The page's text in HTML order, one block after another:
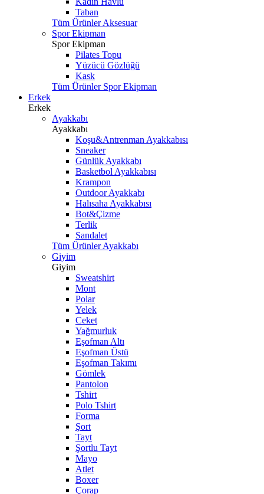
Taban
Tüm Ürünler Aksesuar
Spor Ekipman
Spor Ekipman
Pilates Topu
Yüzücü Gözlüğü
Kask
Tüm Ürünler Spor Ekipman
Erkek
Erkek
Ayakkabı
Ayakkabı
Koşu&Antrenman Ayakkabısı
Sneaker
Günlük Ayakkabı
Basketbol Ayakkabısı
Krampon
Outdoor Ayakkabı
Halısaha Ayakkabısı
Bot&Çizme
Terlik
Sandalet
Tüm Ürünler Ayakkabı
Giyim
Giyim
Sweatshirt
Mont
Polar
Yelek
Ceket
Yağmurluk
Eşofman Altı
Eşofman Üstü
Eşofman Takımı
Gömlek
Pantolon
Tshirt
Polo Tshirt
Forma
Şort
Tayt
Şortlu Tayt
Mayo
Atlet
Boxer
Çorap